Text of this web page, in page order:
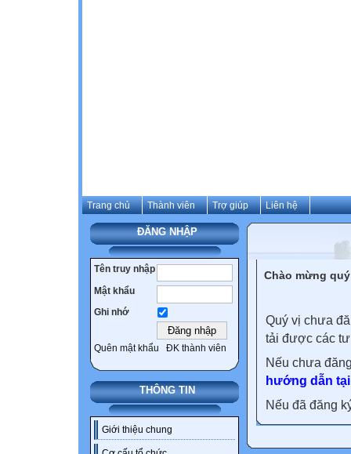
Trang chủ Thành viên Trợ giúp Liên hệ
ĐĂNG NHẬP
Tên truy nhập
Mật khẩu
Ghi nhớ
Quên mật khẩu ĐK thành viên
THÔNG TIN
Giới thiệu chung
Chào mừng
Quý vị chưa
tải được các
Nếu chưa
hướng dẫn
Nếu đã đăng